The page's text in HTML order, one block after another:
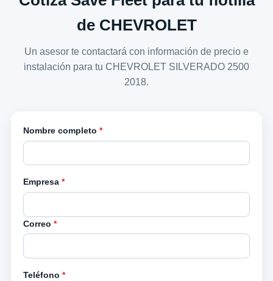
de CHEVROLET
Un asesor te contactará con información de precio e
instalación para tu CHEVROLET SILVERADO 2500
2018.
Nombre completo *
Empresa *
Correo *
Teléfono *